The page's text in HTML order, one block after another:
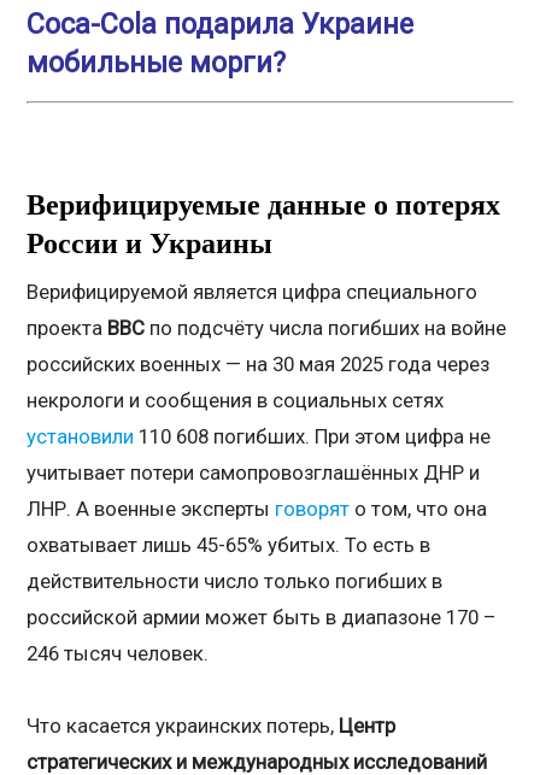
Coca-Cola подарила Украине
мобильные морги?
Верифицируемые данные о потерях
России и Украины
Верифицируемой является цифра специального
проекта BBC по подсчёту числа погибших на войне
российских военных — на 30 мая 2025 года через
некрологи и сообщения в социальных сетях
установили 110 608 погибших. При этом цифра не
учитывает потери самопровозглашённых ДНР и
ЛНР. А военные эксперты говорят о том, что она
охватывает лишь 45-65% убитых. То есть в
действительности число только погибших в
российской армии может быть в диапазоне 170 –
246 тысяч человек.
Что касается украинских потерь, Центр
стратегических и международных исследований